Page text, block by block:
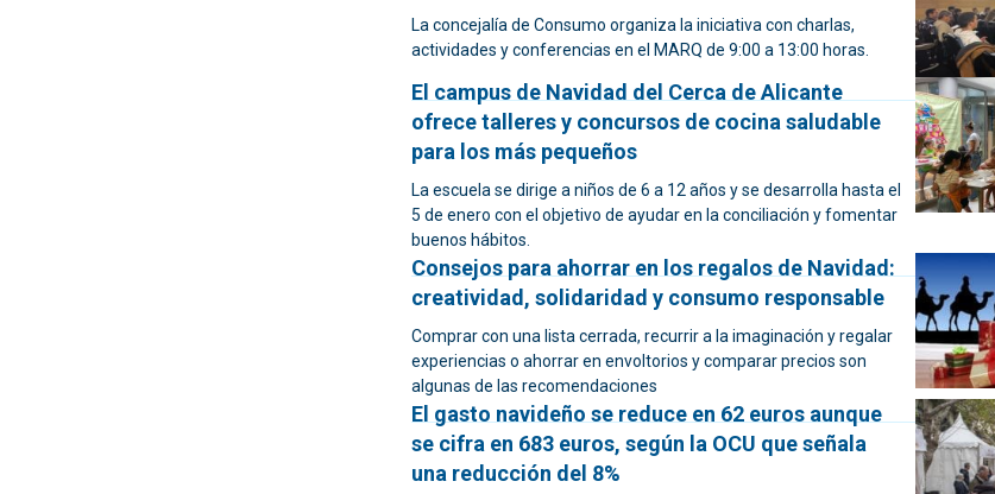
La concejalía de Consumo organiza la iniciativa con charlas,
actividades y conferencias en el MARQ de 9:00 a 13:00 horas.
El campus de Navidad del Cerca de Alicante
ofrece talleres y concursos de cocina saludable
para los más pequeños
La escuela se dirige a niños de 6 a 12 años y se desarrolla hasta el
5 de enero con el objetivo de ayudar en la conciliación y fomentar
buenos hábitos.
Consejos para ahorrar en los regalos de Navidad:
creatividad, solidaridad y consumo responsable
Comprar con una lista cerrada, recurrir a la imaginación y regalar
experiencias o ahorrar en envoltorios y comparar precios son
algunas de las recomendaciones
El gasto navideño se reduce en 62 euros aunque
se cifra en 683 euros, según la OCU que señala
una reducción del 8%